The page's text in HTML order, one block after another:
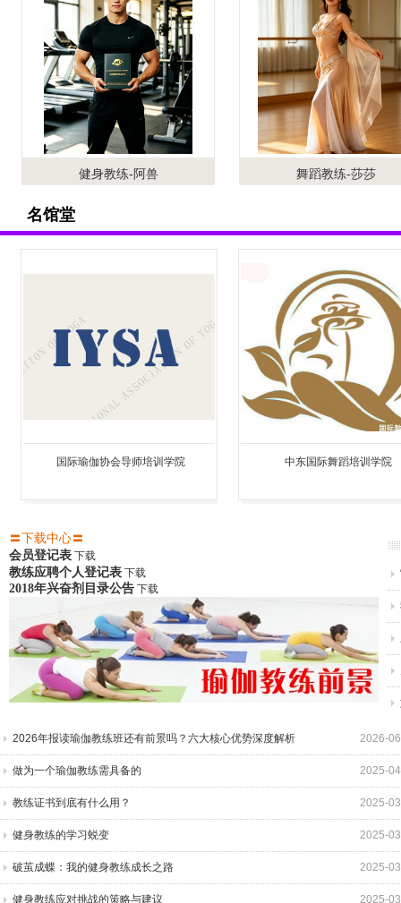
健身教练-阿兽 舞蹈教练-莎莎
名馆堂
师培训学院 中东国际舞蹈培训学院 力
〓下载中心〓
会员登记表 下载
教练应聘个人登记表 下载
2018年兴奋剂目录公告 下载
2026年报读瑜伽教练班还有前景吗？六大核心优势深度解析 2026-
做为一个瑜伽教练需具备的 2025-
教练证书到底有什么用？ 2025-
健身教练的学习蜕变 2025-
破茧成蝶：我的健身教练成长之路 2025-
健身教练应对挑战的策略与建议 2025-